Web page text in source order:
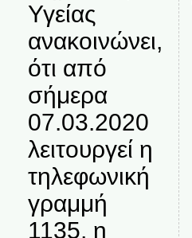
Υγείας
ανακοινώνει,
ότι από
σήμερα
07.03.2020
λειτουργεί η
τηλεφωνική
γραμμή
1135, η